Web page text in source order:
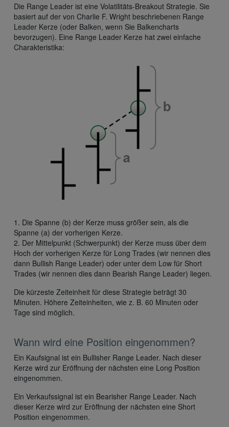
Die Range Leader ist eine Volatilitäts-Breakout Strategie. Sie
basiert auf der von Charlie F. Wright beschriebenen Range
Leader Kerze (oder Balken, wenn Sie Balkencharts
bevorzugen). Eine Range Leader Kerze hat zwei einfache
Charakteristika:
1. Die Spanne (b) der Kerze muss größer sein, als die
Spanne (a) der vorherigen Kerze.
2. Der Mittelpunkt (Schwerpunkt) der Kerze muss über dem
Hoch der vorherigen Kerze für Long Trades (wir nennen dies
dann Bullish Range Leader) oder unter dem Low für Short
Trades (wir nennen dies dann Bearish Range Leader) liegen.
Die kürzeste Zeiteinheit für diese Strategie beträgt 30
Minuten. Höhere Zeiteinheiten, wie z. B. 60 Minuten oder
Tage sind möglich.
Wann wird eine Position eingenommen?
Ein Kaufsignal ist ein Bullisher Range Leader. Nach dieser
Kerze wird zur Eröffnung der nächsten eine Long Position
eingenommen.
Ein Verkaufssignal ist ein Bearisher Range Leader. Nach
dieser Kerze wird zur Eröffnung der nächsten eine Short
Position eingenommen.